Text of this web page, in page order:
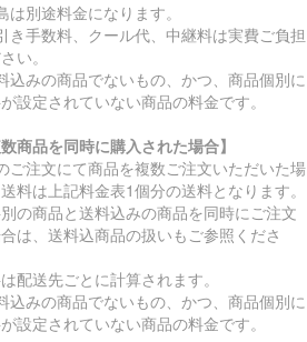
は別途料金になります。
き手数料、クール代、中継料は実費ご負担
い。
込みの商品でないもの、かつ、商品個別に
設定されていない商品の料金です。
数商品を同時に購入された場合】
ご注文にて商品を複数ご注文いただいた場
料は上記料金表1個分の送料となります。
の商品と送料込みの商品を同時にご注文
は、送料込商品の扱いもご参照くださ
配送先ごとに計算されます。
込みの商品でないもの、かつ、商品個別に
設定されていない商品の料金です。